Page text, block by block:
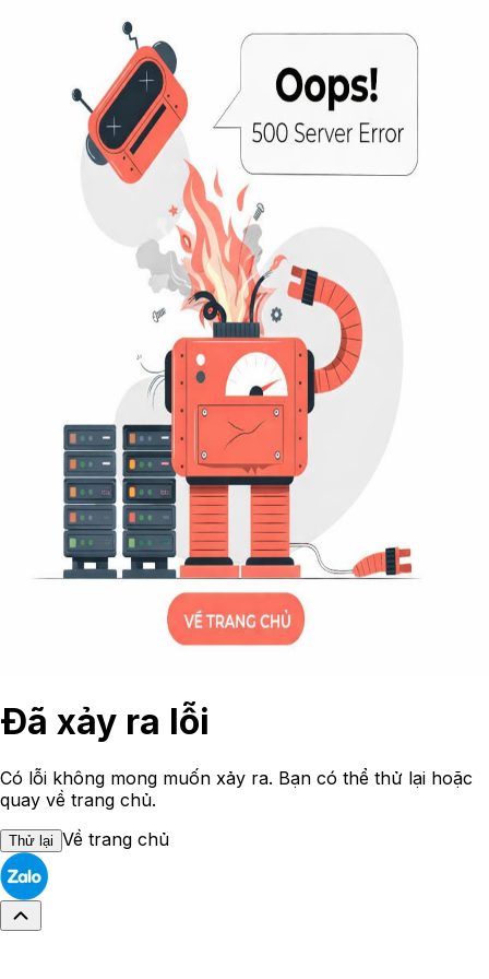
Đã xảy ra lỗi
Có lỗi không mong muốn xảy ra. Bạn có thể thử lại hoặc
quay về trang chủ.
Thử lại Về trang chủ